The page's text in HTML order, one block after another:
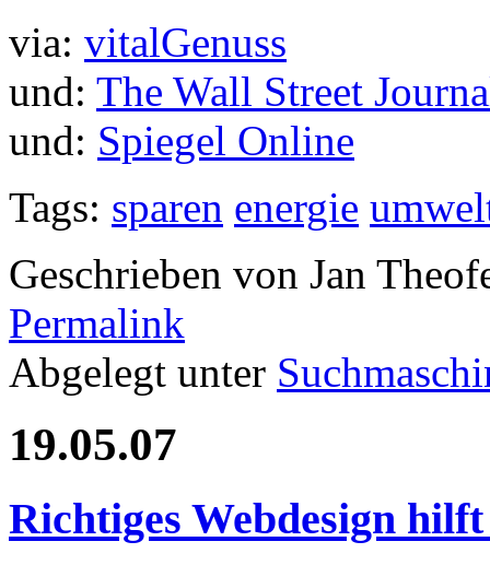
via: vitalGenuss
und: The Wall Street
und: Spiegel Online
Tags: sparen energie
Geschrieben von Jan
Permalink
Abgelegt unter
19.05.07
Richtiges Webdesign